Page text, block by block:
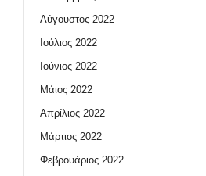
Αύγουστος 2022
Ιούλιος 2022
Ιούνιος 2022
Μάιος 2022
Απρίλιος 2022
Μάρτιος 2022
Φεβρουάριος 2022